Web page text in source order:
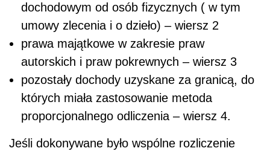
dochodowym od osób fizycznych ( w tym
umowy zlecenia i o dzieło) – wiersz 2
prawa majątkowe w zakresie praw
autorskich i praw pokrewnych – wiersz 3
pozostały dochody uzyskane za granicą, do
których miała zastosowanie metoda
proporcjonalnego odliczenia – wiersz 4.
Jeśli dokonywane było wspólne rozliczenie